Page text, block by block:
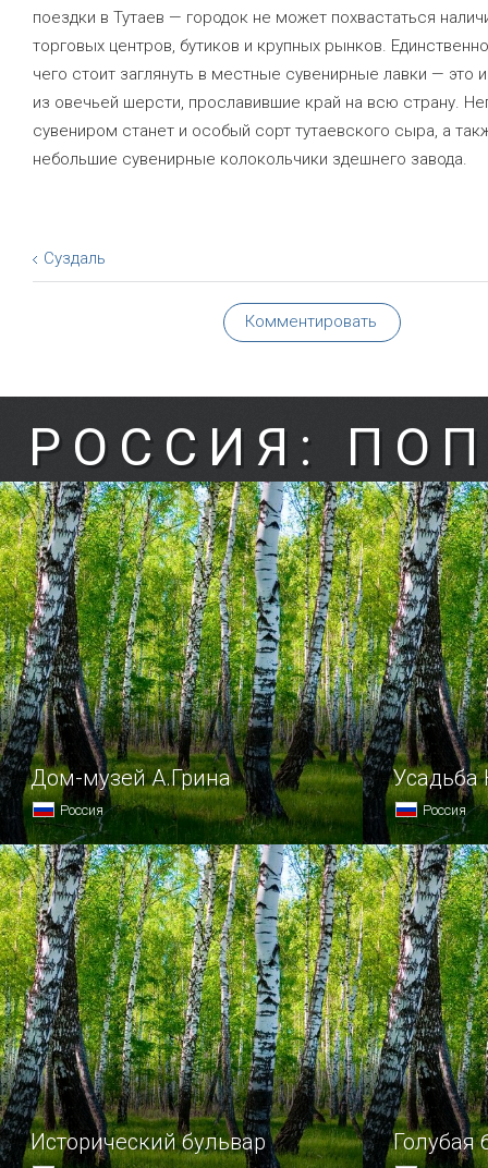
поездки в Тутаев — городок не может похвастаться
торговых центров, бутиков и крупных рынков.
чего стоит заглянуть в местные сувенирные лавки — это
из овечьей шерсти, прославившие край на всю страну.
сувениром станет и особый сорт тутаевского сыра, а
небольшие сувенирные колокольчики здешнего завода.
Суздаль
Комментировать
РОССИЯ:
Дом-музей А.Грина
Россия
Каждый человек, приезжающий
погостить в Феодосию, стремится
побывать в доме-музее Александра
Грина, который располагается
на улице Галерейной.
Усадьба
Россия
Усадьбу
называют
и
Исторический бульвар Голубая